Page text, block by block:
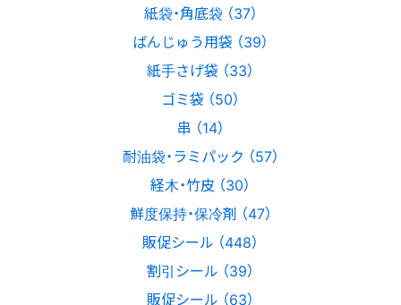
紙袋・角底袋 （37）
ばんじゅう用袋 （39）
紙手さげ袋 （33）
ゴミ袋 （50）
串 （14）
耐油袋・ラミパック （57）
経木・竹皮 （30）
鮮度保持・保冷剤 （47）
販促シール （448）
割引シール （39）
販促シール （63）